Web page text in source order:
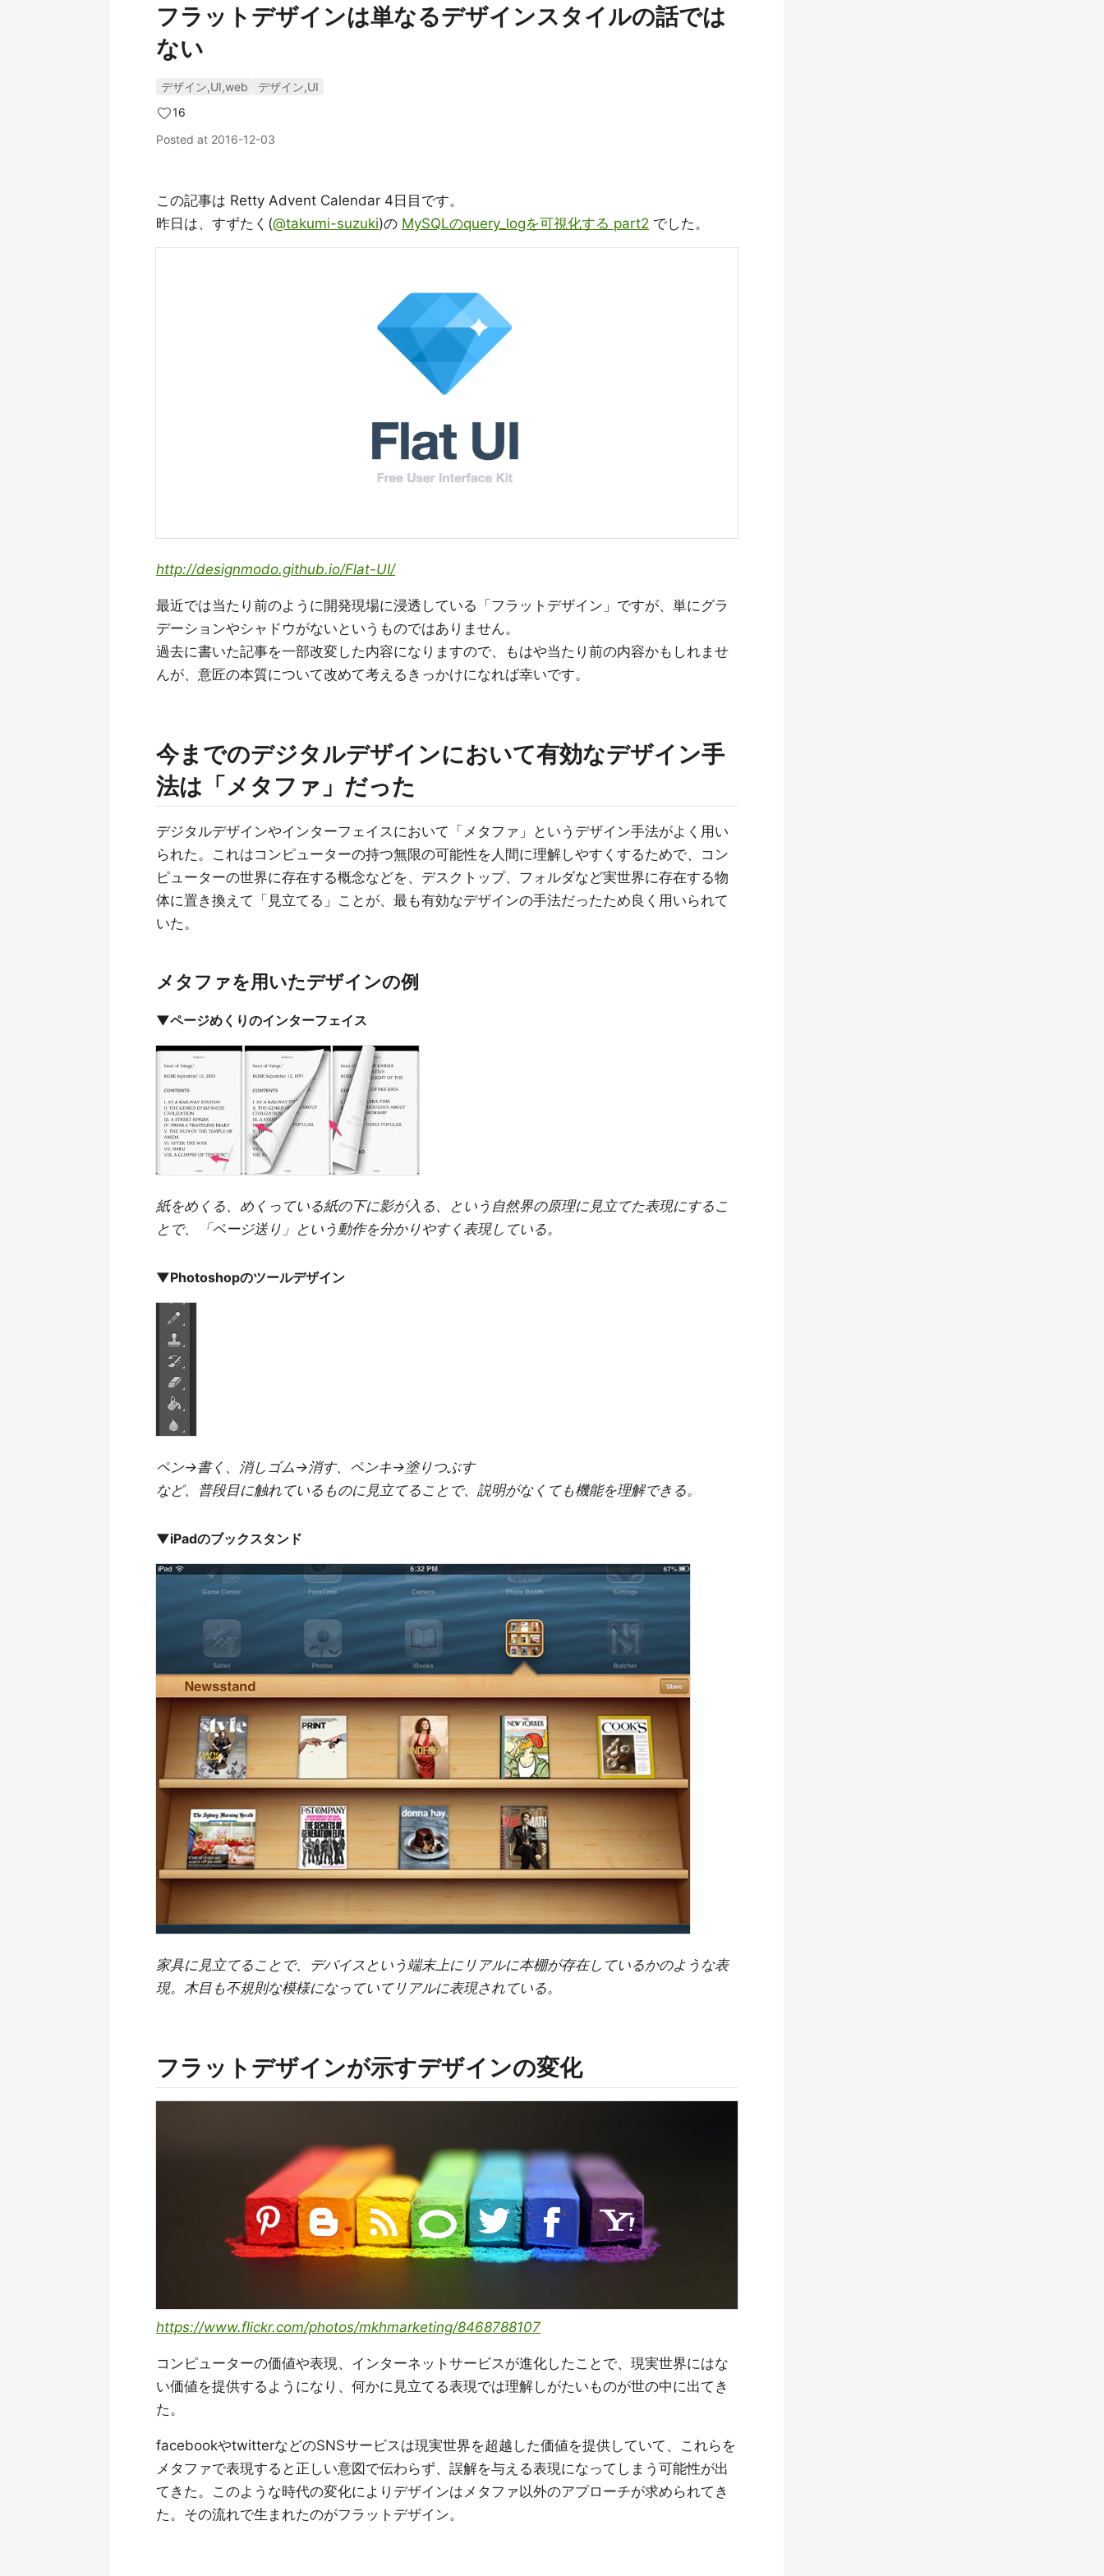
フラットデザインは単なるデザインスタイルの話では
ない
デザイン,UI,web
デザイン,UI
16
Posted at 2016-12-03
この記事は Retty Advent Calendar 4日目です。
昨日は、すずたく(@takumi-suzuki)の MySQLのquery_logを可視化する part2 でした。
http://designmodo.github.io/Flat-UI/
最近では当たり前のように開発現場に浸透している「フラットデザイン」ですが、単にグラ
デーションやシャドウがないというものではありません。
過去に書いた記事を一部改変した内容になりますので、もはや当たり前の内容かもしれませ
んが、意匠の本質について改めて考えるきっかけになれば幸いです。
今までのデジタルデザインにおいて有効なデザイン手
法は「メタファ」だった
デジタルデザインやインターフェイスにおいて「メタファ」というデザイン手法がよく用い
られた。これはコンピューターの持つ無限の可能性を人間に理解しやすくするためで、コン
ピューターの世界に存在する概念などを、デスクトップ、フォルダなど実世界に存在する物
体に置き換えて「見立てる」ことが、最も有効なデザインの手法だったため良く用いられて
いた。
メタファを用いたデザインの例
▼ページめくりのインターフェイス
紙をめくる、めくっている紙の下に影が入る、という自然界の原理に見立てた表現にするこ
とで、「ページ送り」という動作を分かりやすく表現している。
▼Photoshopのツールデザイン
ペン→書く、消しゴム→消す、ペンキ→塗りつぶす
など、普段目に触れているものに見立てることで、説明がなくても機能を理解できる。
▼iPadのブックスタンド
家具に見立てることで、デバイスという端末上にリアルに本棚が存在しているかのような表
現。木目も不規則な模様になっていてリアルに表現されている。
フラットデザインが示すデザインの変化
https://www.flickr.com/photos/mkhmarketing/8468788107
コンピューターの価値や表現、インターネットサービスが進化したことで、現実世界にはな
い価値を提供するようになり、何かに見立てる表現では理解しがたいものが世の中に出てき
た。
facebookやtwitterなどのSNSサービスは現実世界を超越した価値を提供していて、これらを
メタファで表現すると正しい意図で伝わらず、誤解を与える表現になってしまう可能性が出
てきた。このような時代の変化によりデザインはメタファ以外のアプローチが求められてき
た。その流れで生まれたのがフラットデザイン。